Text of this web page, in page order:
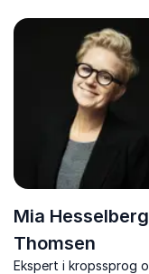
underholdende
kulturmøder,
og integration.
Mia
Thomsen
Ekspert i kropssprog